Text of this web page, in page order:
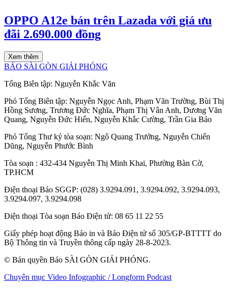
OPPO A12e bán trên Lazada với giá ưu
đãi 2.690.000 đồng
Xem thêm
BÁO SÀI GÒN GIẢI PHÓNG
Tổng Biên tập: Nguyễn Khắc Văn
Phó Tổng Biên tập: Nguyễn Ngọc Anh, Phạm Văn Trường, Bùi Thị
Hồng Sương, Trương Đức Nghĩa, Phạm Thị Vân Anh, Dương Văn
Quang, Nguyễn Đức Hiển, Nguyễn Khắc Cường, Trần Gia Bảo
Phó Tổng Thư ký tòa soạn: Ngô Quang Trưởng, Nguyễn Chiến
Dũng, Nguyễn Phước Bình
Tòa soạn : 432-434 Nguyễn Thị Minh Khai, Phường Bàn Cờ,
TP.HCM
Điện thoại Báo SGGP: (028) 3.9294.091, 3.9294.092, 3.9294.093,
3.9294.097, 3.9294.098
Điện thoại Tòa soạn Báo Điện tử: 08 65 11 22 55
Giấy phép hoạt động Báo in và Báo Điện tử số 305/GP-BTTTT do
Bộ Thông tin và Truyền thông cấp ngày 28-8-2023.
© Bản quyền Báo SÀI GÒN GIẢI PHÓNG.
Chuyên mục Video Infographic / Longform Podcast